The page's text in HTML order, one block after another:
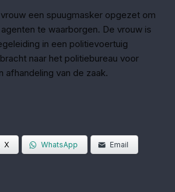
een spuugmasker opgezet om
te waarborgen. De vrouw is
in een politievoertuig
naar het politiebureau voor
afhandeling van de zaak.
X WhatsApp Email